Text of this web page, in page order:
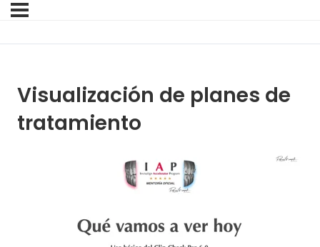
Visualización de planes de
tratamiento